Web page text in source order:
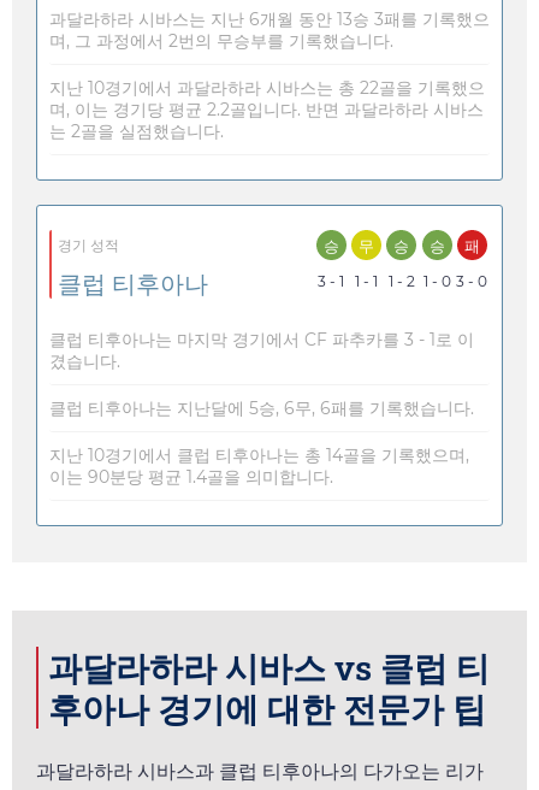
과달라하라 시바스는 지난 6개월 동안 13승 3패를 기록했으
며, 그 과정에서 2번의 무승부를 기록했습니다.
지난 10경기에서 과달라하라 시바스는 총 22골을 기록했으
며, 이는 경기당 평균 2.2골입니다. 반면 과달라하라 시바스
는 2골을 실점했습니다.
경기 성적
클럽 티후아나
승
3 - 1
무
1 - 1
승
1 - 2
승
1 - 0
패
3 - 0
클럽 티후아나는 마지막 경기에서 CF 파추카를 3 - 1로 이
겼습니다.
클럽 티후아나는 지난달에 5승, 6무, 6패를 기록했습니다.
지난 10경기에서 클럽 티후아나는 총 14골을 기록했으며,
이는 90분당 평균 1.4골을 의미합니다.
과달라하라 시바스 vs 클럽 티
후아나 경기에 대한 전문가 팁
과달라하라 시바스과 클럽 티후아나의 다가오는 리가